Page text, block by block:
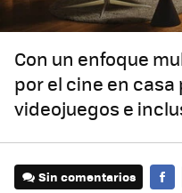
Con un enfoque
por el cine en
videojuegos e
Sin comentarios